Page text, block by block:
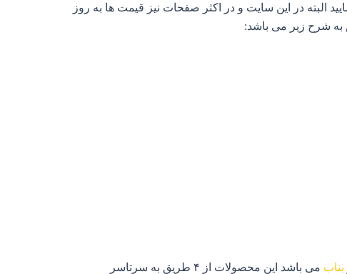
البته در این سایت و در اکثر صفحات نیز قیمت ها به روز
به شرح زیر می باشد:
بناب
می باشد این محصولات از ۴ طریق به سرتاسر